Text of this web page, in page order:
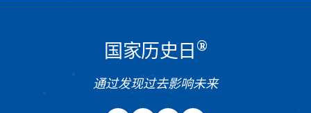
国家历史日 ®
通过发现过去影响未来